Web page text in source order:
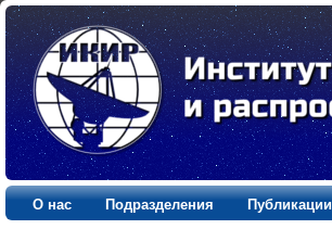
О нас Подразделения Публикации